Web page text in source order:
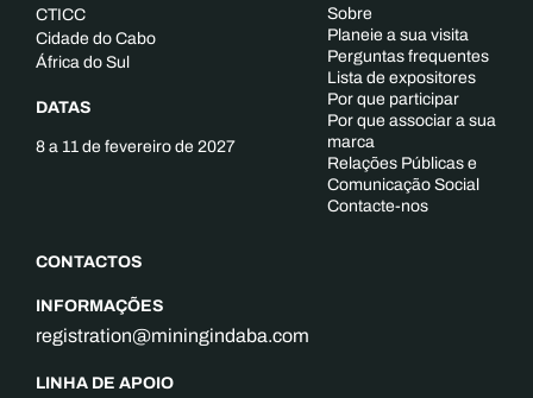
CTICC
Cidade do Cabo
África do Sul
DATAS
8 a 11 de fevereiro de 2027
CONTACTOS
INFORMAÇÕES
registration@miningindaba.com
LINHA DE APOIO
Sobre
Planeie a sua visita
Perguntas frequentes
Lista de expositores
Por que participar
Por que associar a sua
marca
Relações Públicas e
Comunicação Social
Contacte-nos